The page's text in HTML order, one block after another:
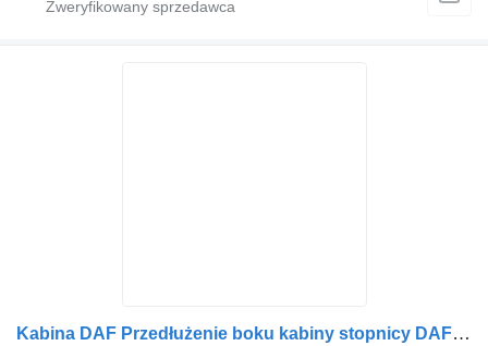
Kabina DAF Przedłużenie boku kabiny stopnicy DAF CF 105 PRAWE inny do ciągnika siodłowego